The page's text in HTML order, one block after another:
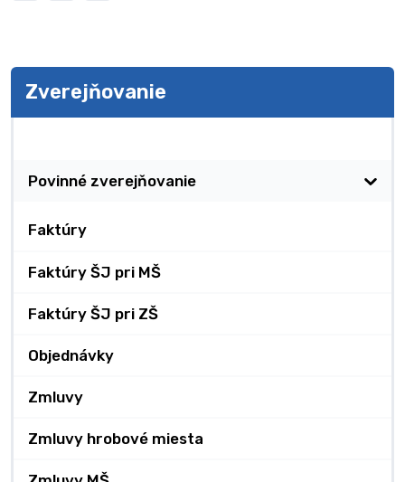
Zverejňovanie
Povinné zverejňovanie
Faktúry
Faktúry ŠJ pri MŠ
Faktúry ŠJ pri ZŠ
Objednávky
Zmluvy
Zmluvy hrobové miesta